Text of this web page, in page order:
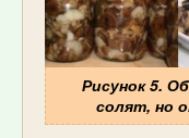
Рисунок 5.
солят, но